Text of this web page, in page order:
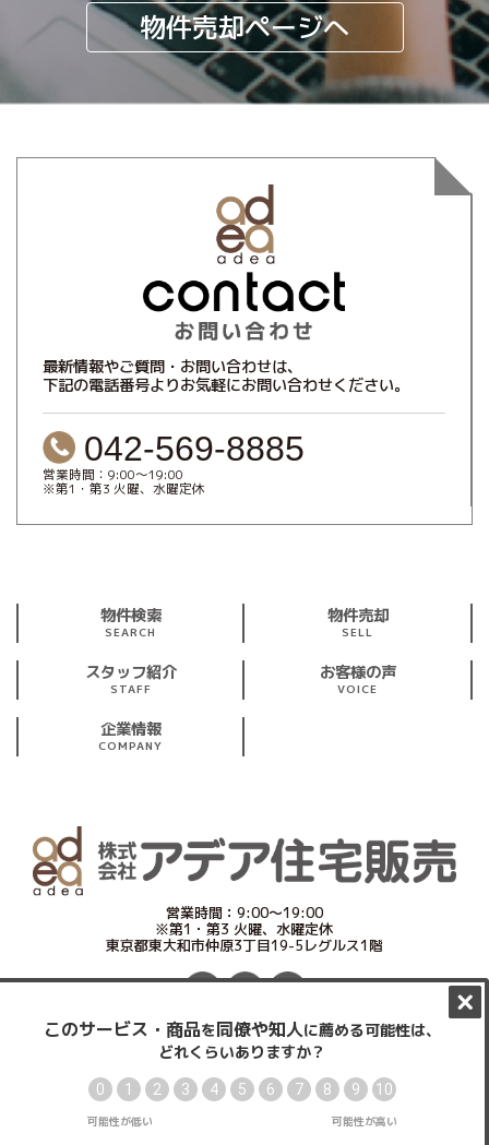
物件売却ページへ
最新情報やご質問・お問い合わせは、
下記の電話番号よりお気軽にお問い合わせください。
042-569-8885
営業時間：9:00～19:00
※第1・第3 火曜、水曜定休
物件検索
SEARCH
物件売却
SELL
スタッフ紹介
STAFF
お客様の声
VOICE
企業情報
COMPANY
営業時間：9:00～19:00
※第1・第3 火曜、水曜定休
東京都東大和市仲原3丁目19-5レグルス1階
プライバシーポリシー サイトマップ
Copyright © www.ajh.co.jp All Rights Reserved.